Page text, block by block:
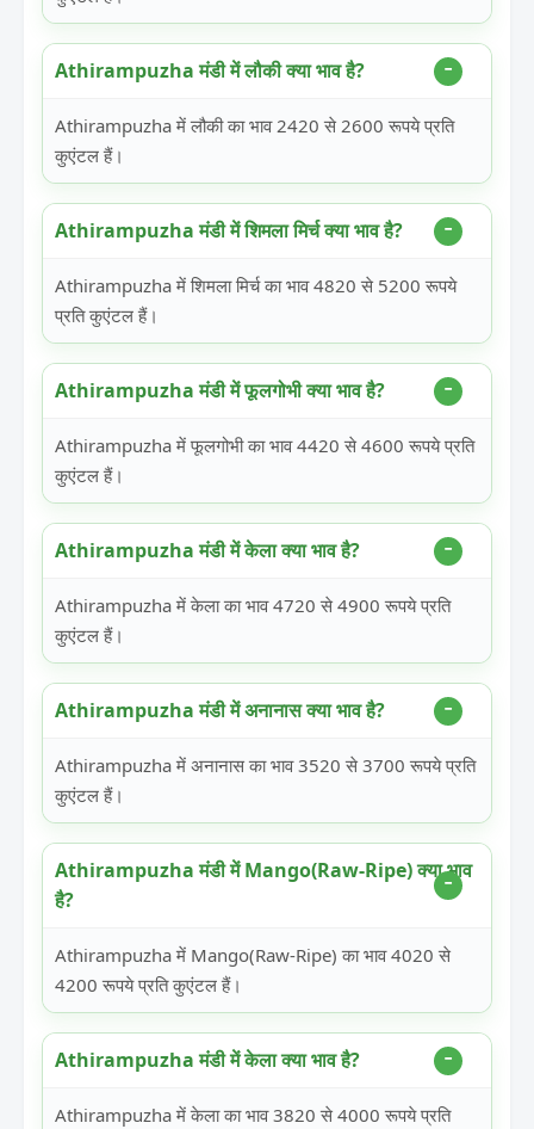
Athirampuzha मंडी में लौकी क्या भाव है?
Athirampuzha में लौकी का भाव 2420 से 2600 रूपये प्रति
कुएंटल हैं।
Athirampuzha मंडी में शिमला मिर्च क्या भाव है?
Athirampuzha में शिमला मिर्च का भाव 4820 से 5200 रूपये
प्रति कुएंटल हैं।
Athirampuzha मंडी में फूलगोभी क्या भाव है?
Athirampuzha में फूलगोभी का भाव 4420 से 4600 रूपये प्रति
कुएंटल हैं।
Athirampuzha मंडी में केला क्या भाव है?
Athirampuzha में केला का भाव 4720 से 4900 रूपये प्रति
कुएंटल हैं।
Athirampuzha मंडी में अनानास क्या भाव है?
Athirampuzha में अनानास का भाव 3520 से 3700 रूपये प्रति
कुएंटल हैं।
Athirampuzha मंडी में Mango(Raw-Ripe) क्या भाव
है?
Athirampuzha में Mango(Raw-Ripe) का भाव 4020 से
4200 रूपये प्रति कुएंटल हैं।
Athirampuzha मंडी में केला क्या भाव है?
Athirampuzha में केला का भाव 3820 से 4000 रूपये प्रति